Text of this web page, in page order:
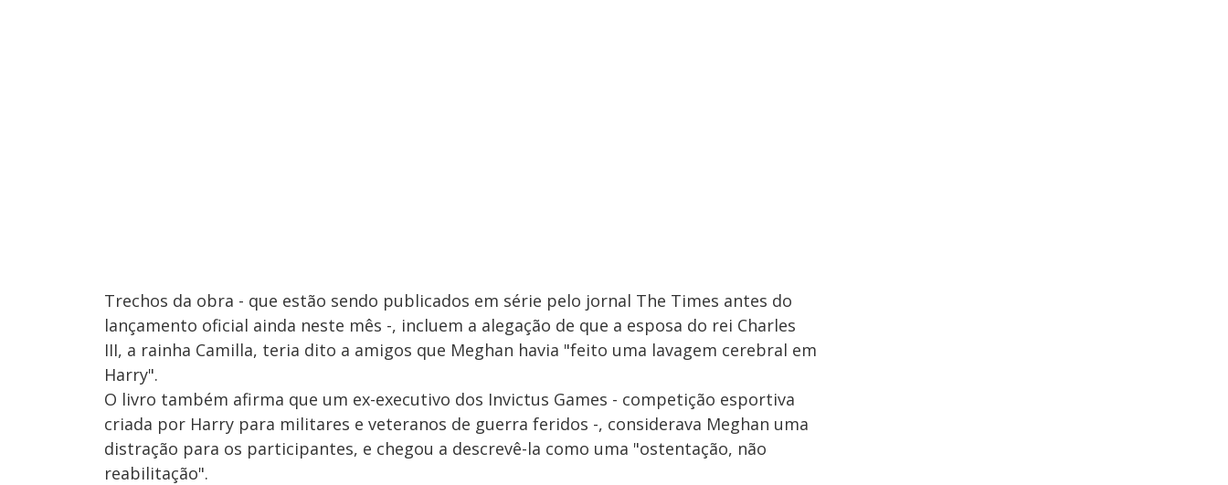
e
o
Trechos da obra - que estão sendo publicados em série pelo jornal The Times antes do
lançamento oficial ainda neste mês -, incluem a alegação de que a esposa do rei Charles
III, a rainha Camilla, teria dito a amigos que Meghan havia "feito uma lavagem cerebral em
Harry".
O livro também afirma que um ex-executivo dos Invictus Games - competição esportiva
criada por Harry para militares e veteranos de guerra feridos -, considerava Meghan uma
distração para os participantes, e chegou a descrevê-la como uma "ostentação, não
reabilitação".